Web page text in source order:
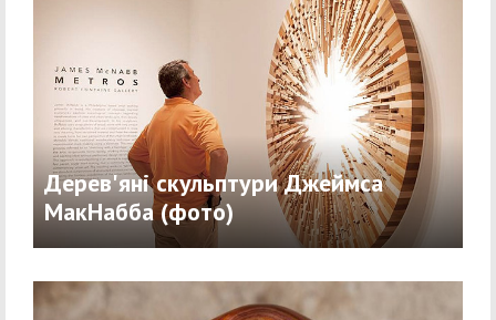
Дерев'яні скульптури Джеймса
МакНабба (фото)